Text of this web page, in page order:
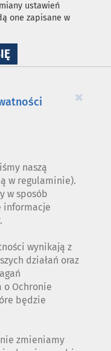
ustawień
one zapisane w
NA
WYKORZYSTANIE
×
naszą
w regulaminie).
w sposób
informacje
wynikają z
działań oraz
o Ochronie
będzie
zmieniamy